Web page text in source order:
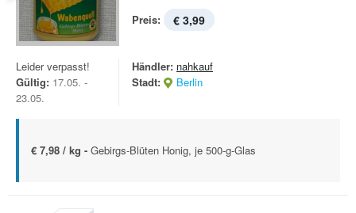
Preis: € 3,99
Leider verpasst!
Gültig: 17.05. -
23.05.
Händler: nahkauf
Stadt:
Berlin
€ 7,98 / kg - Gebirgs-Blüten Honig, je 500-g-Glas